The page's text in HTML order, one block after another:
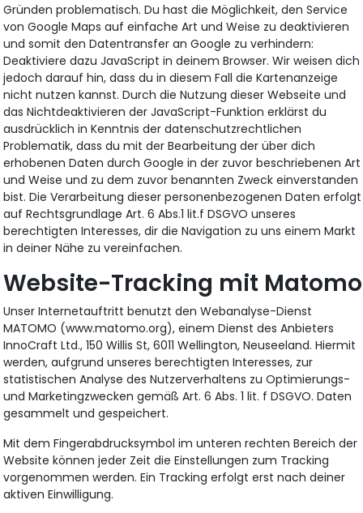
Gründen problematisch. Du hast die Möglichkeit, den Service
von Google Maps auf einfache Art und Weise zu deaktivieren
und somit den Datentransfer an Google zu verhindern:
Deaktiviere dazu JavaScript in deinem Browser. Wir weisen dich
jedoch darauf hin, dass du in diesem Fall die Kartenanzeige
nicht nutzen kannst. Durch die Nutzung dieser Webseite und
das Nichtdeaktivieren der JavaScript-Funktion erklärst du
ausdrücklich in Kenntnis der datenschutzrechtlichen
Problematik, dass du mit der Bearbeitung der über dich
erhobenen Daten durch Google in der zuvor beschriebenen Art
und Weise und zu dem zuvor benannten Zweck einverstanden
bist. Die Verarbeitung dieser personenbezogenen Daten erfolgt
auf Rechtsgrundlage Art. 6 Abs.1 lit.f DSGVO unseres
berechtigten Interesses, dir die Navigation zu uns einem Markt
in deiner Nähe zu vereinfachen.
Website-Tracking mit Matomo
Unser Internetauftritt benutzt den Webanalyse-Dienst
MATOMO (www.matomo.org), einem Dienst des Anbieters
InnoCraft Ltd., 150 Willis St, 6011 Wellington, Neuseeland. Hiermit
werden, aufgrund unseres berechtigten Interesses, zur
statistischen Analyse des Nutzerverhaltens zu Optimierungs-
und Marketingzwecken gemäß Art. 6 Abs. 1 lit. f DSGVO. Daten
gesammelt und gespeichert.
Mit dem Fingerabdrucksymbol im unteren rechten Bereich der
Website können jeder Zeit die Einstellungen zum Tracking
vorgenommen werden. Ein Tracking erfolgt erst nach deiner
aktiven Einwilligung.